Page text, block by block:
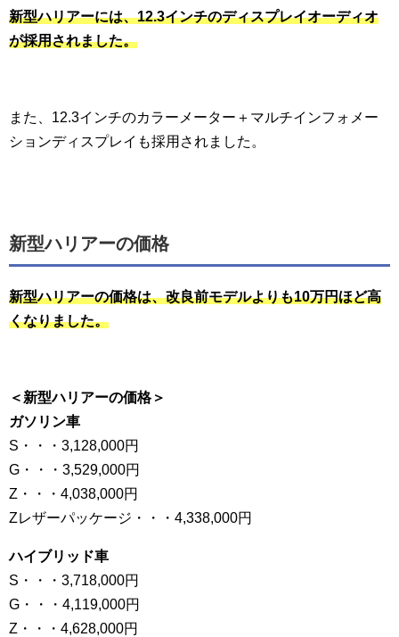
新型ハリアーには、12.3インチのディスプレイオーディオ
が採用されました。
また、12.3インチのカラーメーター＋マルチインフォメー
ションディスプレイも採用されました。
新型ハリアーの価格
新型ハリアーの価格は、改良前モデルよりも10万円ほど高
くなりました。
＜新型ハリアーの価格＞
ガソリン車
S・・・3,128,000円
G・・・3,529,000円
Z・・・4,038,000円
Zレザーパッケージ・・・4,338,000円
ハイブリッド車
S・・・3,718,000円
G・・・4,119,000円
Z・・・4,628,000円